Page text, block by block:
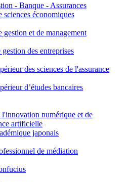
- Banque - Assurances
sciences économiques
gestion et de management
des entreprises
des sciences de l'assurance
d’études bancaires
l'innovation numérique et de
artificielle
japonais
de médiation